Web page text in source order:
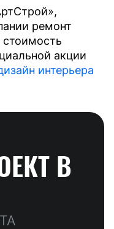
ремонт
акции
интерьера
В